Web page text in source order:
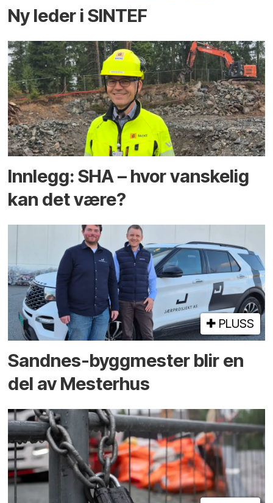
Ny leder i SINTEF
Innlegg: SHA – hvor vanskelig
kan det være?
PLUSS
Sandnes-byggmester blir en
del av Mesterhus